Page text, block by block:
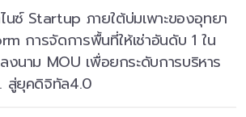
ซ์ Startup ภายใต้บ่มเพาะของอุทยา
การจัดการพื้นที่ให้เช่าอันดับ 1 ใน
งนาม MOU เพื่อยกระดับการบริหาร
สู่ยุคดิจิทัล4.0